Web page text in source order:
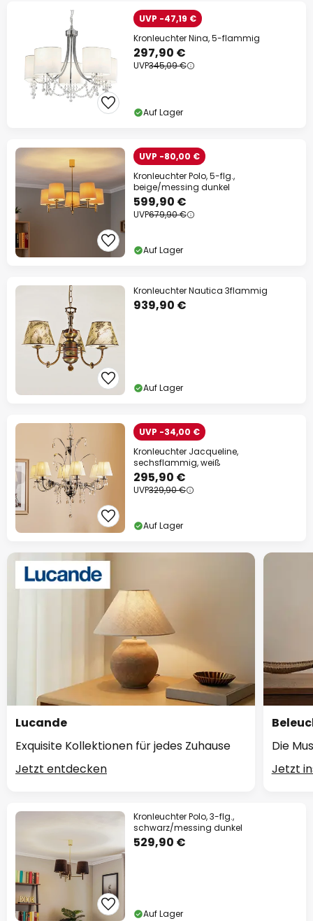
UVP -47,19 €
Kronleuchter Nina, 5-flammig
297,90 €
UVP345,09 €
Auf Lager
UVP -80,00 €
Kronleuchter Polo, 5-flg.,
beige/messing dunkel
599,90 €
UVP679,90 €
Auf Lager
Kronleuchter Nautica 3flammig
939,90 €
Auf Lager
UVP -34,00 €
Kronleuchter Jacqueline,
sechsflammig, weiß
295,90 €
UVP329,90 €
Auf Lager
Lucande
Exquisite Kollektionen für jedes Zuhause
Jetzt entdecken
Die
Jetzt
Kronleuchter Polo, 3-flg.,
schwarz/messing dunkel
529,90 €
Auf Lager